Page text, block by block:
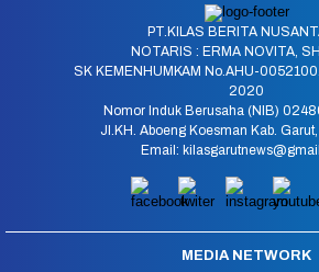
PT.KILAS BERITA
NOTARIS : ERMA NOVITA,
SK KEMENHUMKAM No.AHU-
2020
Nomor Induk Berusaha (NIB)
Jl.KH. Aboeng Koesman Kab.
Email:
MEDIA NETWORK